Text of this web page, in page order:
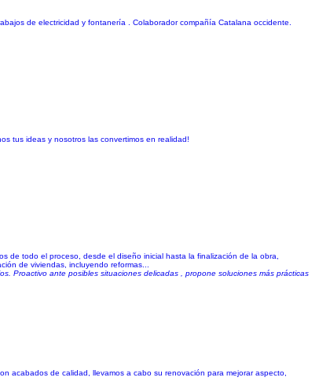
de electricidad y fontanería . Colaborador compañía Catalana occidente.
tus ideas y nosotros las convertimos en realidad!
de todo el proceso, desde el diseño inicial hasta la finalización de la obra,
de viviendas, incluyendo reformas...
Proactivo ante posibles situaciones delicadas , propone soluciones más prácticas
acabados de calidad, llevamos a cabo su renovación para mejorar aspecto,